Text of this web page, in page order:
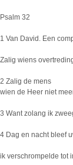
Psalm 32
1 Van David. Een
Zalig wiens
2 Zalig de mens
wien de Heer niet
3 Want zolang ik
4 Dag en nacht bleef
ik verschrompelde tot